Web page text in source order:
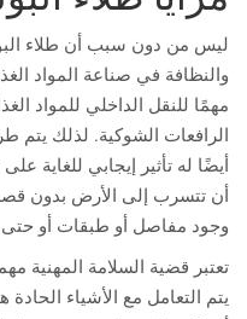
ليس من دون سبب أن طلاء
والنظافة في صناعة المواد
مهمًا للنقل الداخلي للمواد
الرافعات الشوكية. لذلك يتم
أيضًا له تأثير إيجابي للغاية
أن تتسرب إلى الأرض بدون
وجود مفاصل أو طبقات أو حتى
تعتبر قضية السلامة المهنية
يتم التعامل مع الأشياء الحادة